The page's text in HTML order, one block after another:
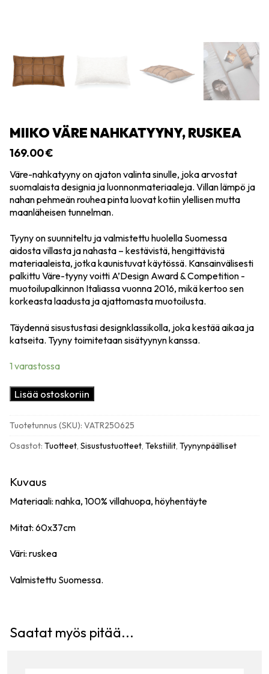
MIIKO VÄRE NAHKATYYNY, RUSKEA
169.00€
Väre-nahkatyyny on ajaton valinta sinulle, joka arvostat
suomalaista designia ja luonnonmateriaaleja. Villan lämpö ja
nahan pehmeän rouhea pinta luovat kotiin ylellisen mutta
maanläheisen tunnelman.
Tyyny on suunniteltu ja valmistettu huolella Suomessa
aidosta villasta ja nahasta – kestävistä, hengittävistä
materiaaleista, jotka kaunistuvat käytössä. Kansainvälisesti
palkittu Väre-tyyny voitti A’Design Award & Competition -
muotoilupalkinnon Italiassa vuonna 2016, mikä kertoo sen
korkeasta laadusta ja ajattomasta muotoilusta.
Täydennä sisustustasi designklassikolla, joka kestää aikaa ja
katseita. Tyyny toimitetaan sisätyynyn kanssa.
1 varastossa
Miiko
Väre
ruskea
määrä
Lisää ostoskoriin
Tuotetunnus (SKU): VATR250625
Osastot: Tuotteet, Sisustustuotteet, Tekstiilit, Tyynynpäälliset
Kuvaus
Materiaali: nahka, 100% villahuopa, höyhentäyte
Mitat: 60x37cm
Väri: ruskea
Valmistettu Suomessa.
Saatat myös pitää...